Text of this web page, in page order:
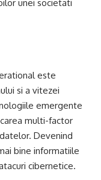
unei societati
este
si a vitezei
emergente
multi-factor
Devenind
bine informatiile
cibernetice.